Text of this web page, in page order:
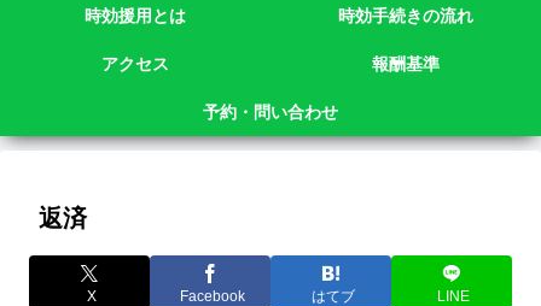
時効援用とは 時効手続きの流れ
アクセス 報酬基準
予約・問い合わせ
返済
X Facebook はてブ LINE